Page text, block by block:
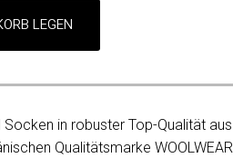
in robuster Top-Qualität aus
Qualitätsmarke WOOLWEAR